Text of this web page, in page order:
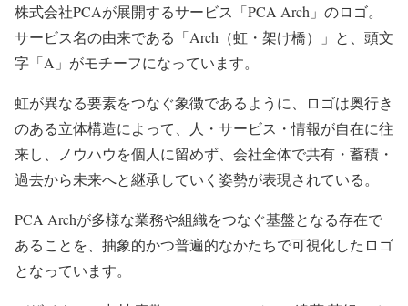
株式会社PCAが展開するサービス「PCA Arch」のロゴ。
サービス名の由来である「Arch（虹・架け橋）」と、頭文
字「A」がモチーフになっています。
虹が異なる要素をつなぐ象徴であるように、ロゴは奥行き
のある立体構造によって、人・サービス・情報が自在に往
来し、ノウハウを個人に留めず、会社全体で共有・蓄積・
過去から未来へと継承していく姿勢が表現されている。
PCA Archが多様な業務や組織をつなぐ基盤となる存在で
あることを、抽象的かつ普遍的なかたちで可視化したロゴ
となっています。